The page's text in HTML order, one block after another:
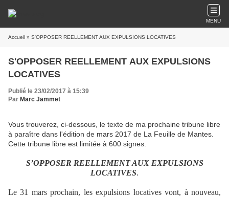
MENU
Accueil » S'OPPOSER REELLEMENT AUX EXPULSIONS LOCATIVES
S'OPPOSER REELLEMENT AUX EXPULSIONS
LOCATIVES
Publié le 23/02/2017 à 15:39
Par Marc Jammet
Vous trouverez, ci-dessous, le texte de ma prochaine tribune libre
à paraître dans l'édition de mars 2017 de La Feuille de Mantes.
Cette tribune libre est limitée à 600 signes.
S’OPPOSER REELLEMENT AUX EXPULSIONS
LOCATIVES.
Le 31 mars prochain, les expulsions locatives vont, à nouveau,